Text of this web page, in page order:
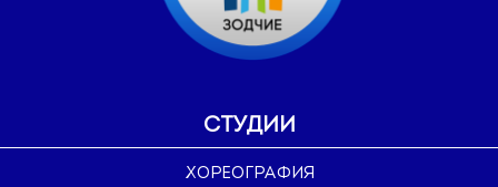
СТУДИИ
ХОРЕОГРАФИЯ